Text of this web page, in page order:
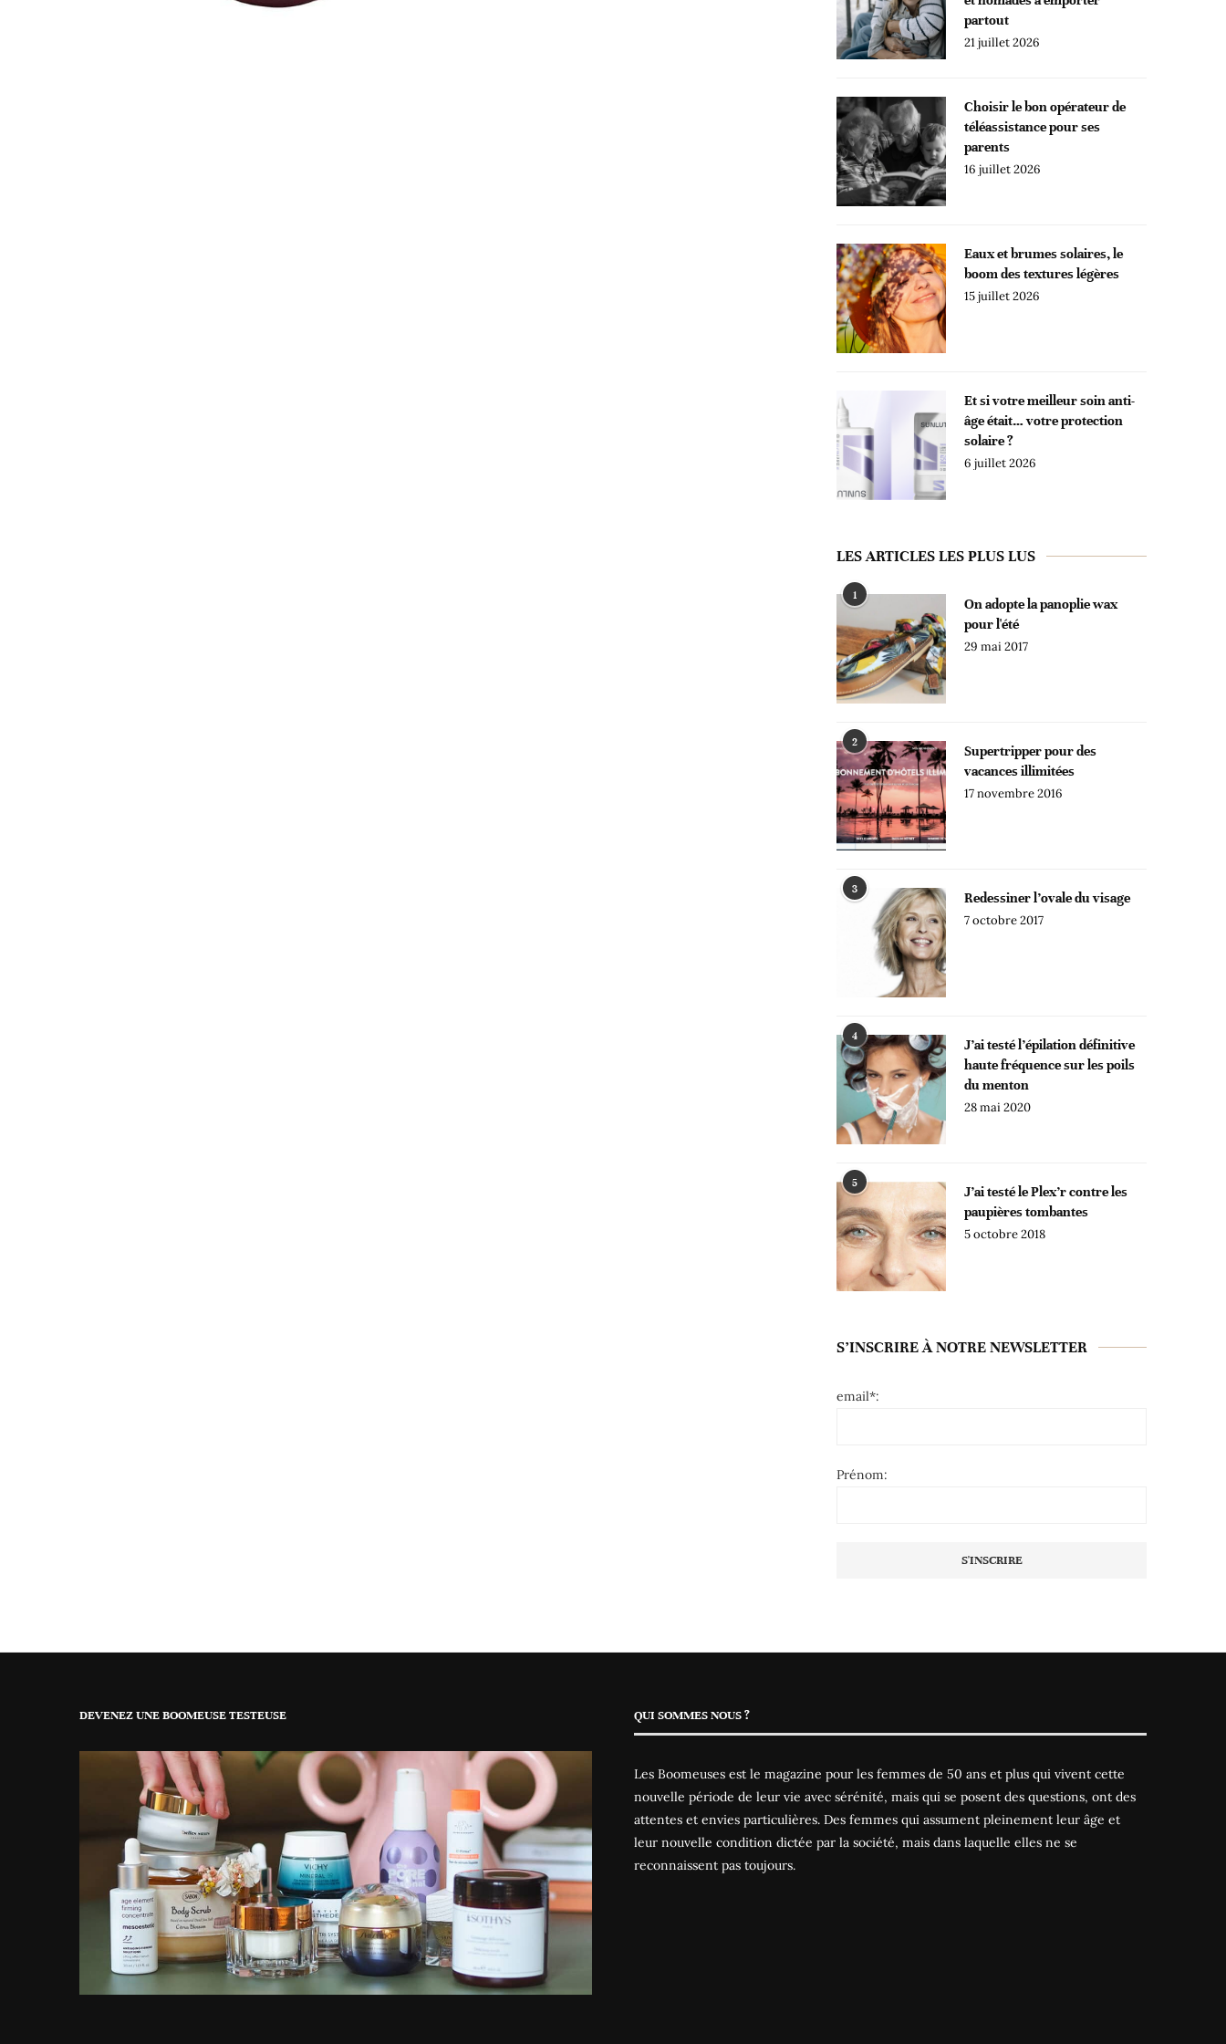
partout
21 juillet 2026
Choisir le bon opérateur de
téléassistance pour ses
parents
16 juillet 2026
Eaux et brumes solaires, le
boom des textures légères
15 juillet 2026
Et si votre meilleur soin anti-
âge était… votre protection
solaire ?
6 juillet 2026
LES ARTICLES LES PLUS LUS
1
On adopte la panoplie wax
pour l'été
29 mai 2017
2
Supertripper pour des
vacances illimitées
17 novembre 2016
3
Redessiner l’ovale du visage
7 octobre 2017
4
J’ai testé l’épilation définitive
haute fréquence sur les poils
du menton
28 mai 2020
5
J’ai testé le Plex’r contre les
paupières tombantes
5 octobre 2018
S’INSCRIRE À NOTRE NEWSLETTER
email*:
Prénom:
DEVENEZ UNE BOOMEUSE TESTEUSE QUI SOMMES NOUS ?
Les Boomeuses est le magazine pour les femmes de 50 ans et plus qui vivent cette
nouvelle période de leur vie avec sérénité, mais qui se posent des questions, ont des
attentes et envies particulières. Des femmes qui assument pleinement leur âge et
leur nouvelle condition dictée par la société, mais dans laquelle elles ne se
reconnaissent pas toujours.